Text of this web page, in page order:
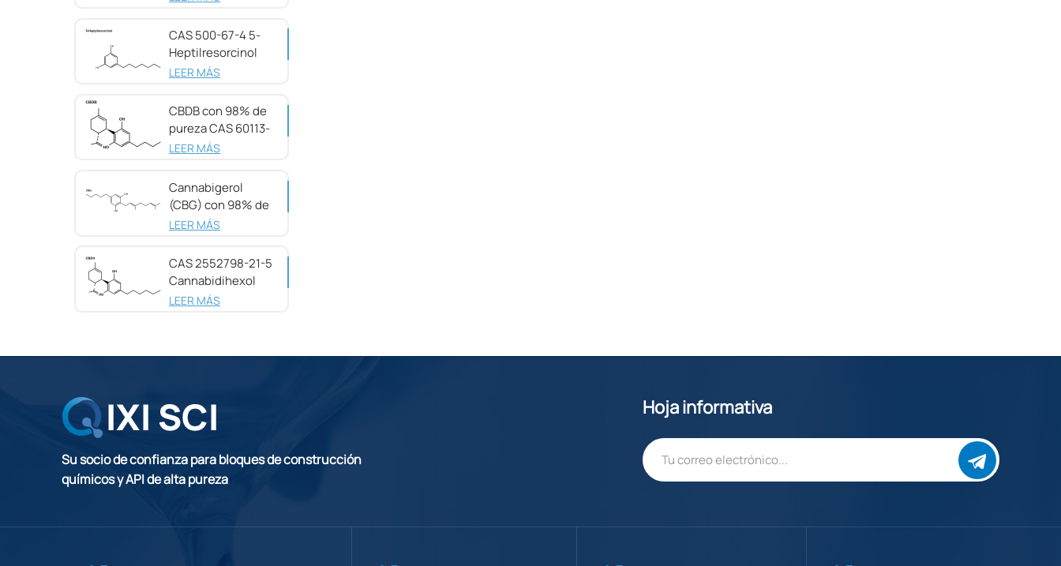
CAS 500-67-4 5-
Heptilresorcinol
con 99 % de
LEER MÁS
CBDB con 98% de
pureza CAS 60113-
11-3
LEER MÁS
Cannabigerol
(CBG) con 98% de
pureza CAS
LEER MÁS
CAS 2552798-21-5
Cannabidihexol
(CBDH), 98%
LEER MÁS
Su socio de confianza para bloques de construcción
químicos y API de alta pureza
Hoja informativa